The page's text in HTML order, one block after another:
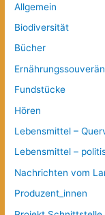
Allgemein
Biodiversität
Bücher
Fundstücke
Hören
Lebensmittel –
Lebensmittel –
Nachrichten vom
Produzent_innen